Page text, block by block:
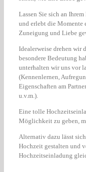
Lassen Sie sich an
und erlebt die Momente
Zuneigung und Liebe
Idealerweise drehen wir
besondere Bedeutung
unterhalten wir uns vor
(Kennenlernen,
Eigenschaften am
u.v.m.).
Eine tolle
Möglichkeit zu geben,
Alternativ dazu lässt
Hochzeit gestalten und
Hochzeitseinladung